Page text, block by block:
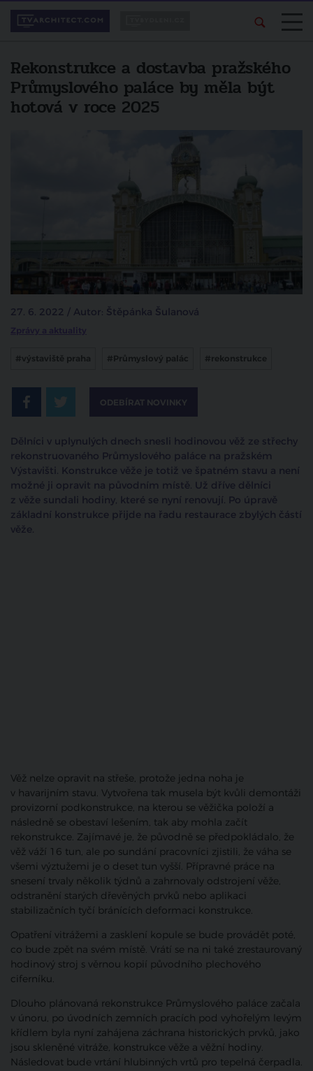
Rekonstrukce a dostavba pražského
Průmyslového paláce by měla být
hotová v roce 2025
27. 6. 2022 / Autor: Štěpánka Šulanová
Zprávy a aktuality
#výstaviště praha #Průmyslový palác #rekonstrukce
ODEBÍRAT NOVINKY
Dělníci v uplynulých dnech snesli hodinovou věž ze střechy
rekonstruovaného Průmyslového paláce na pražském
Výstavišti. Konstrukce věže je totiž ve špatném stavu a není
možné ji opravit na původním místě. Už dříve dělníci
z věže sundali hodiny, které se nyní renovují. Po úpravě
základní konstrukce přijde na řadu restaurace zbylých částí
věže.
Věž nelze opravit na střeše, protože jedna noha je
v havarijním stavu. Vytvořena tak musela být kvůli demontáži
provizorní podkonstrukce, na kterou se věžička položí a
následně se obestaví lešením, tak aby mohla začít
rekonstrukce. Zajímavé je, že původně se předpokládalo, že
věž váží 16 tun, ale po sundání pracovníci zjistili, že váha se
všemi výztužemi je o deset tun vyšší. Přípravné práce na
snesení trvaly několik týdnů a zahrnovaly odstrojení věže,
odstranění starých dřevěných prvků nebo aplikaci
stabilizačních tyčí bránících deformaci konstrukce.
Opatření vitrážemi a zasklení kopule se bude provádět poté,
co bude zpět na svém místě. Vrátí se na ni také zrestaurovaný
hodinový stroj s věrnou kopií původního plechového
ciferníku.
Dlouho plánovaná rekonstrukce Průmyslového paláce začala
v únoru, po úvodních zemních pracích pod vyhořelým levým
křídlem byla nyní zahájena záchrana historických prvků, jako
jsou skleněné vitráže, konstrukce věže a věžní hodiny.
Následovat bude vrtání hlubinných vrtů pro tepelná čerpadla.